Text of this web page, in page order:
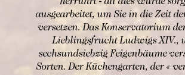
wenden Sie sich bitte direkt an
Tel: +33 2 42 06 02 00
Fax: +33 1 40 29 07 00
ausgearbeitet, um Sie in die Zeit
versetzen. Das Konservatorium
Lieblingsfrucht Ludwigs XIV.,
sechsundsiebzig Feigenbäume
Sorten. Der Küchengarten, der «